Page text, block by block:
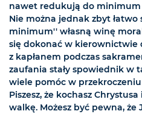
nawet redukują do minimum
Nie można jednak zbyt
minimum'' własną winę
się dokonać w
z kapłanem podczas
zaufania stały spowiednik w
wiele pomóc w
Piszesz, że kochasz
walkę. Możesz być pewna, że